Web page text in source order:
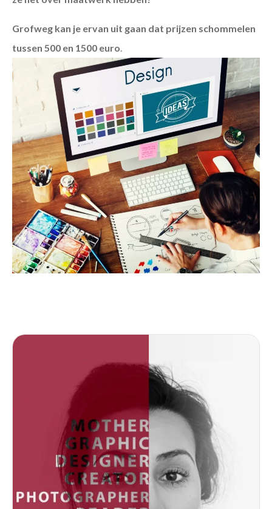
Grofweg kan je ervan uit gaan dat prijzen schommelen
tussen 500 en 1500 euro.